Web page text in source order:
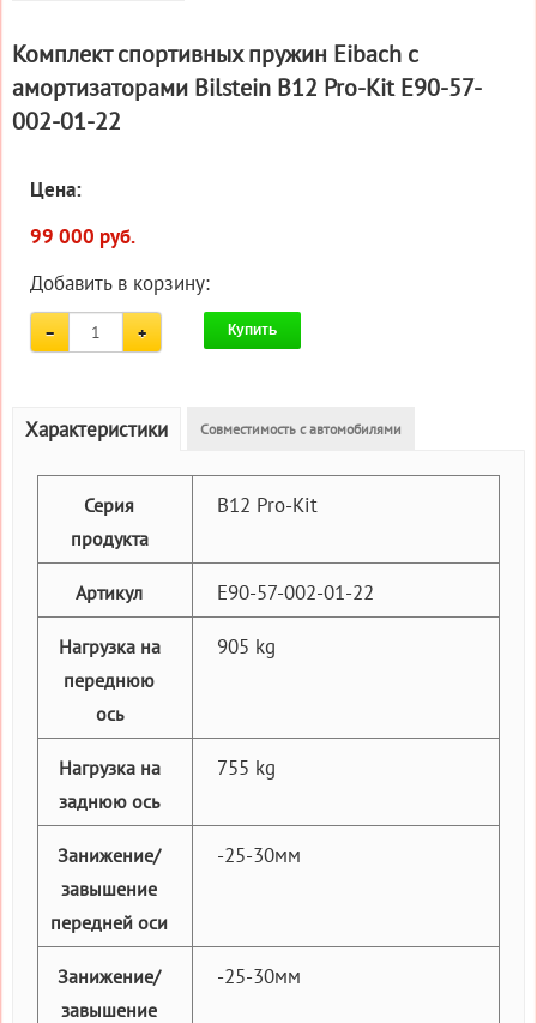
Комплект спортивных пружин Eibach с
амортизаторами Bilstein B12 Pro-Kit E90-57-
002-01-22
Цена:
99 000 руб.
Добавить в корзину:
Купить
Характеристики Совместимость с автомобилями
Серия
продукта
B12 Pro-Kit
Артикул E90-57-002-01-22
Нагрузка на
переднюю
ось
905 kg
Нагрузка на
заднюю ось
755 kg
Занижение/
завышение
передней оси
-25-30мм
Занижение/
завышение
-25-30мм